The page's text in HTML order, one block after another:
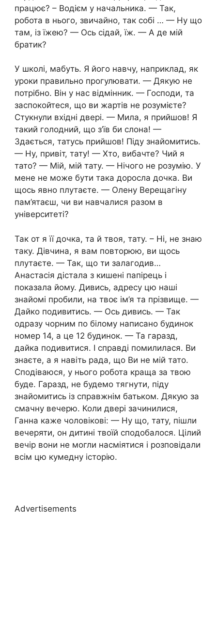
працює? – Водієм у начальника. — Так,
робота в нього, звичайно, так собі … — Ну що
там, із їжею? — Ось сідай, їж. — А де мій
братик?
У школі, мабуть. Я його навчу, наприклад, як
уроки правильно прогулювати. — Дякую не
потрібно. Він у нас відмінник. — Господи, та
заспокойтеся, що ви жартів не розумієте?
Стукнули вхідні двері. — Мила, я прийшов! Я
такий голодний, що з’їв би слона! —
Здається, татусь прийшов! Піду знайомитись.
— Ну, привіт, тату! — Хто, вибачте? Чий я
тато? — Мій, мій тату. — Нічого не розумію. У
мене не може бути така доросла дочка. Ви
щось явно плутаєте. — Олену Верещагіну
пам’ятаєш, чи ви навчалися разом в
університеті?
Так от я її дочка, та й твоя, тату. – Ні, не знаю
таку. Дівчина, я вам повторюю, ви щось
плутаєте. — Так, що ти залагодив…
Анастасія дістала з кишені папірець і
показала йому. Дивись, адресу цю наші
знайомі пробили, на твоє ім’я та прізвище. —
Дайко подивитись. — Ось дивись. — Так
одразу чорним по білому написано будинок
номер 14, а це 12 будинок. — Та гаразд,
дайка подивитися. І справді помилилася. Ви
знаєте, а я навіть рада, що Ви не мій тато.
Сподіваюся, у нього робота краща за твою
буде. Гаразд, не будемо тягнути, піду
знайомитись із справжнім батьком. Дякую за
смачну вечерю. Коли двері зачинилися,
Ганна каже чоловікові: — Ну що, тату, пішли
вечеряти, он дитині твоїй сподобалося. Цілий
вечір вони не могли насміятися і розповідали
всім цю кумедну історію.
Advertisements